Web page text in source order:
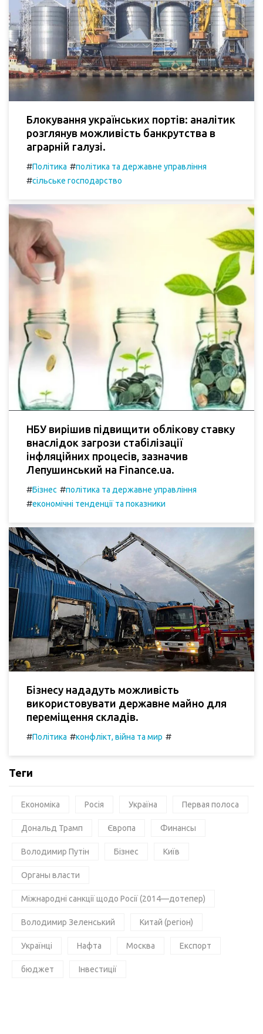
Блокування українських портів: аналітик
розглянув можливість банкрутства в
аграрній галузі.
#Політика #політика та державне управління
#сільське господарство
НБУ вирішив підвищити облікову ставку
внаслідок загрози стабілізації
інфляційних процесів, зазначив
Лепушинський на Finance.ua.
#Бізнес #політика та державне управління
#економічні тенденції та показники
Бізнесу нададуть можливість
використовувати державне майно для
переміщення складів.
#Політика #конфлікт, війна та мир #
Теги
Економіка Росія Україна Первая полоса
Дональд Трамп Європа Финансы
Володимир Путін Бізнес Київ
Органы власти
Міжнародні санкції щодо Росії (2014—дотепер)
Володимир Зеленський Китай (регіон)
Українці Нафта Москва Експорт
бюджет Інвестиції